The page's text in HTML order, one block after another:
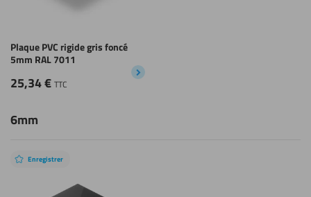
Plaque PVC rigide gris foncé
5mm RAL 7011
25,34€ TTC
6mm
Enregistrer